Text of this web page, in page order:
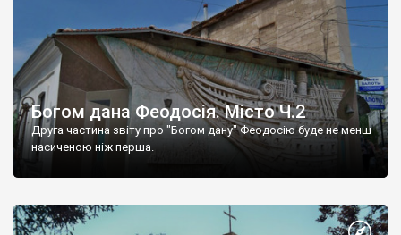
Богом дана Феодосія. Місто Ч.2
Друга частина звіту про "Богом дану" Феодосію буде не менш
насиченою ніж перша.